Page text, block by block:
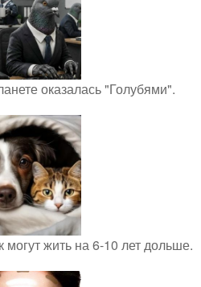
оказалась "Голубями".
жить на 6-10 лет дольше.